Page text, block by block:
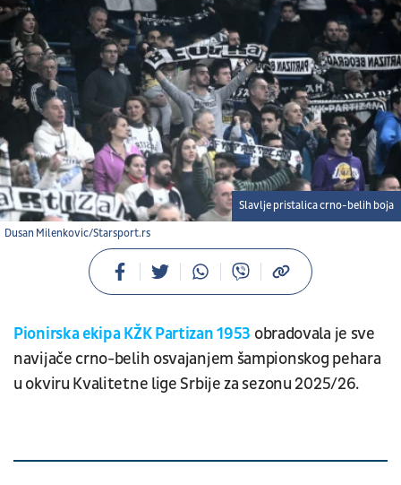
Dusan Milenkovic/Starsport.rs
Slavlje pristalica crno-belih boja
Pionirska ekipa KŽK Partizan 1953 obradovala je sve
navijače crno-belih osvajanjem šampionskog pehara
u okviru Kvalitetne lige Srbije za sezonu 2025/26.